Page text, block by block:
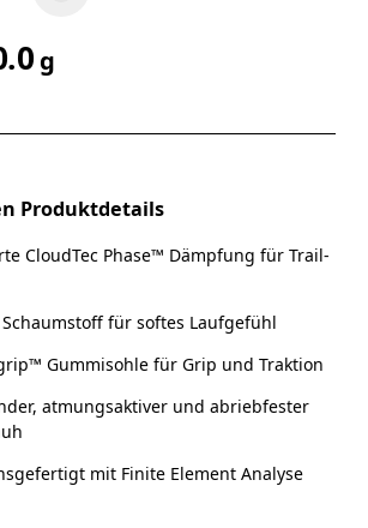
g
Produktdetails
CloudTec Phase™ Dämpfung für Trail-
für softes Laufgefühl
Gummisohle für Grip und Traktion
atmungsaktiver und abriebfester
mit Finite Element Analyse